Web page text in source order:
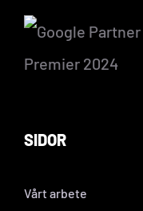
SIDOR
Vårt arbete